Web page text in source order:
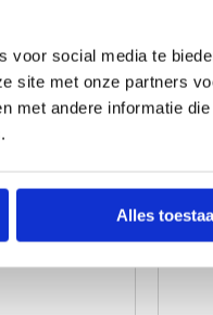
voor social media te
site met onze partners
met andere informatie
Alles
– Brandy